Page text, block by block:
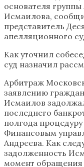
основателя
Исмаилова,
представитель
апелляционного
Как уточнил
суд назначил
Арбитраж
заявлению
Исмаилов
последнего
полгода
Финансовым
Андреева. Как
задолженность
момент обращения